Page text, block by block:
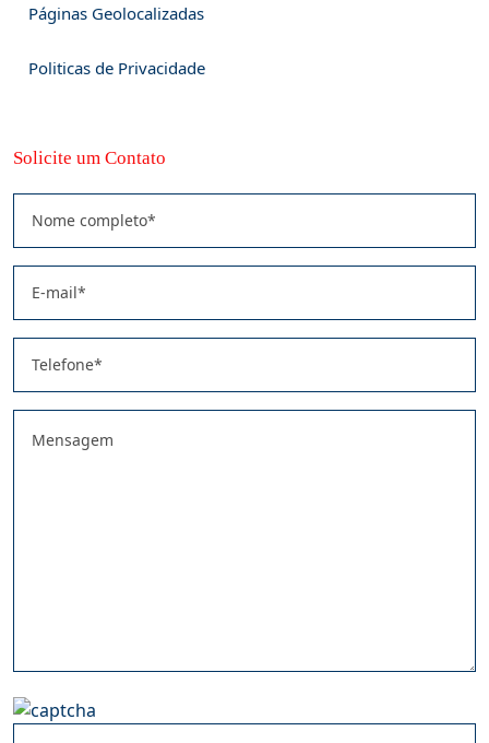
Páginas Geolocalizadas
Politicas de Privacidade
Solicite um Contato